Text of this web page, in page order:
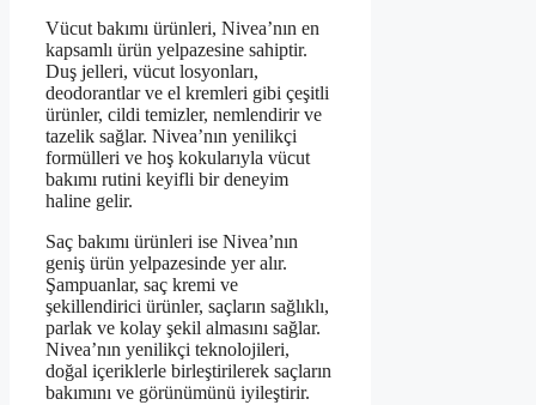
Vücut bakımı ürünleri, Nivea’nın en
kapsamlı ürün yelpazesine sahiptir.
Duş jelleri, vücut losyonları,
deodorantlar ve el kremleri gibi çeşitli
ürünler, cildi temizler, nemlendirir ve
tazelik sağlar. Nivea’nın yenilikçi
formülleri ve hoş kokularıyla vücut
bakımı rutini keyifli bir deneyim
haline gelir.
Saç bakımı ürünleri ise Nivea’nın
geniş ürün yelpazesinde yer alır.
Şampuanlar, saç kremi ve
şekillendirici ürünler, saçların sağlıklı,
parlak ve kolay şekil almasını sağlar.
Nivea’nın yenilikçi teknolojileri,
doğal içeriklerle birleştirilerek saçların
bakımını ve görünümünü iyileştirir.